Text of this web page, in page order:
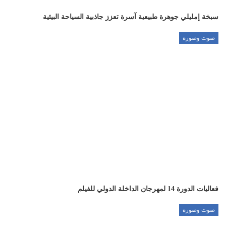
سبخة إمليلي جوهرة طبيعية آسرة تعزز جاذبية السياحة البيئية
صوت وصورة
فعاليات الدورة 14 لمهرجان الداخلة الدولي للفيلم
صوت وصورة